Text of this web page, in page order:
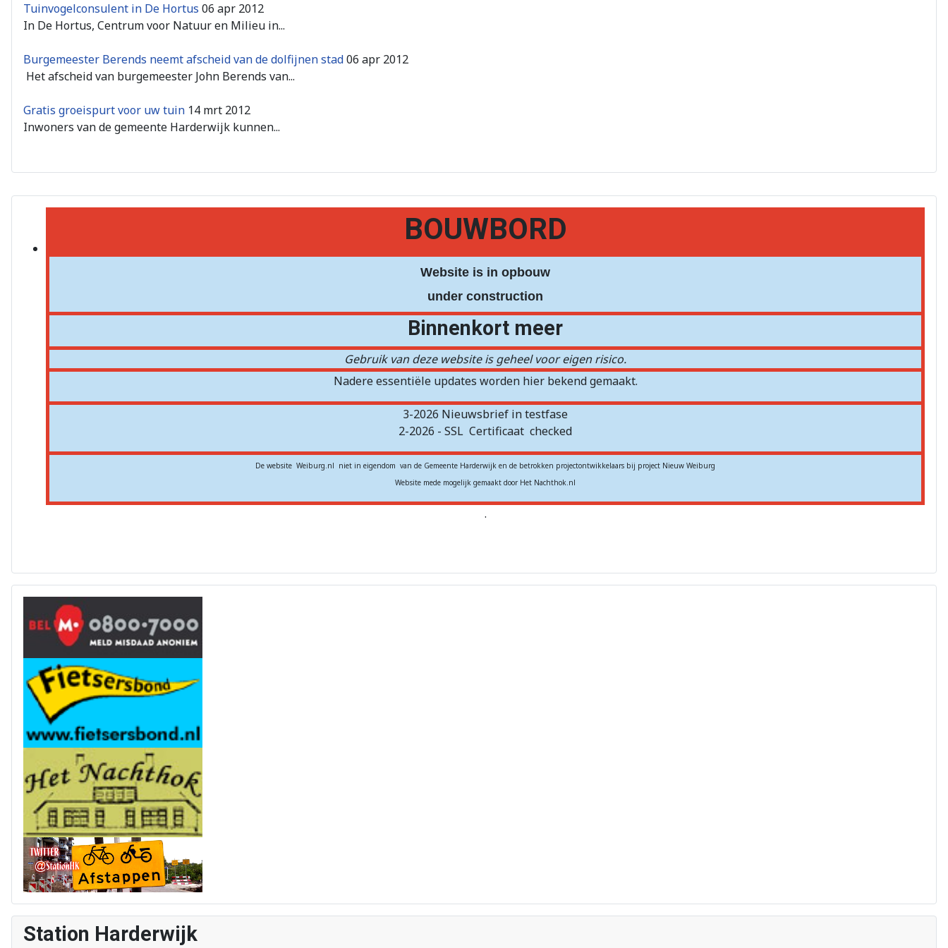
BOUWBORD
Website is in opbouw
under construction
Binnenkort meer
Gebruik van deze website is geheel voor eigen risico.
Nadere essentiële updates worden hier bekend gemaakt.
3-2026 Nieuwsbrief in testfase
2-2026 - SSL Certificaat checked
De website Weiburg.nl niet in eigendom van de Gemeente Harderwijk en de betrokken projectontwikkelaars bij project Nieuw Weiburg
Website mede mogelijk gemaakt door Het Nachthok.nl
.
Station Harderwijk
Tuinvogelconsulent in De Hortus 06 apr 2012
In De Hortus, Centrum voor Natuur en Milieu in...
Burgemeester Berends neemt afscheid van de dolfijnen stad06 apr 2012
Het afscheid van burgemeester John Berends van...
Gratis groeispurt voor uw tuin 14 mrt 2012
Inwoners van de gemeente Harderwijk kunnen...